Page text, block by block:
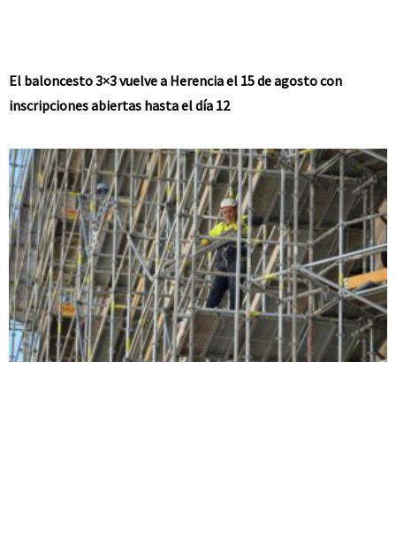
El baloncesto 3×3 vuelve a Herencia el 15 de agosto con
inscripciones abiertas hasta el día 12